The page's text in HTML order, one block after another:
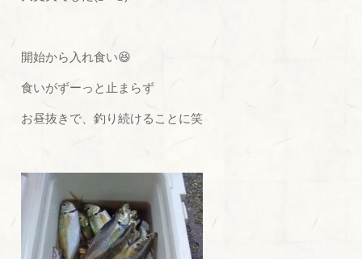
開始から入れ食い😆
食いがずーっと止まらず
お昼抜きで、釣り続けることに笑